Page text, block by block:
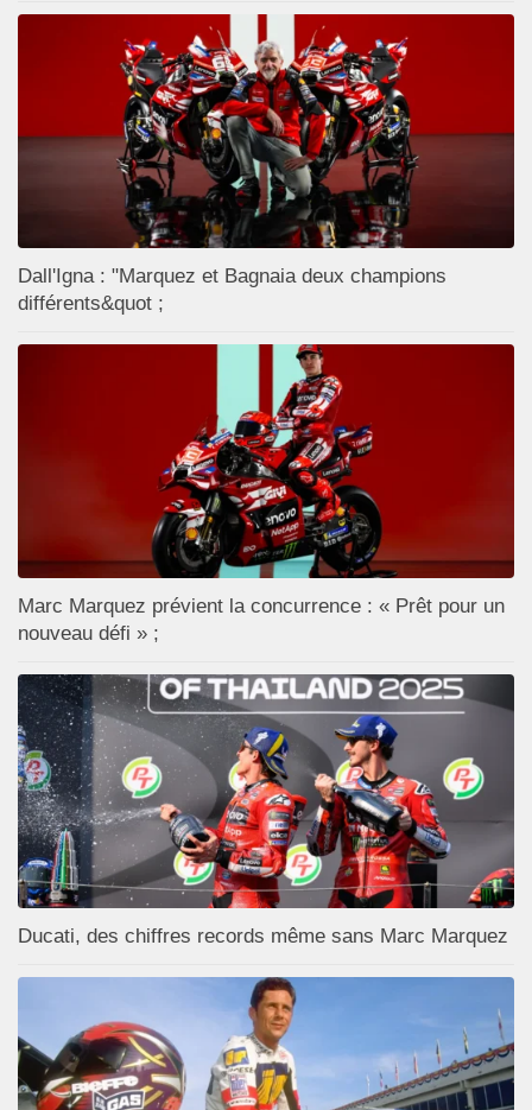
Dall'Igna : "Marquez et Bagnaia deux champions
différents&quot ;
Marc Marquez prévient la concurrence : « Prêt pour un
nouveau défi » ;
Ducati, des chiffres records même sans Marc Marquez